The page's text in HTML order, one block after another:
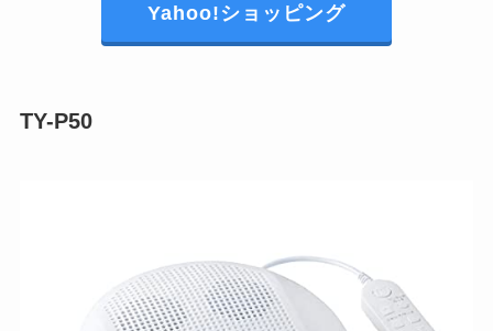
Yahoo!ショッピング
TY-P50